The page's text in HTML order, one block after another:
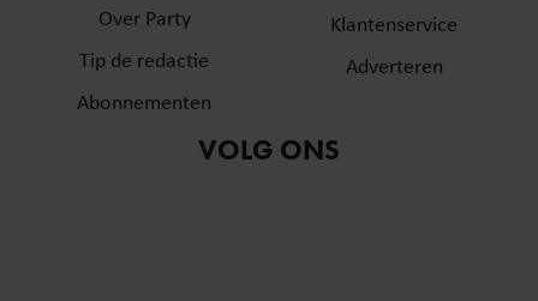
Over Party
Tip de redactie
Abonnementen
Klantenservice
Adverteren
VOLG ONS